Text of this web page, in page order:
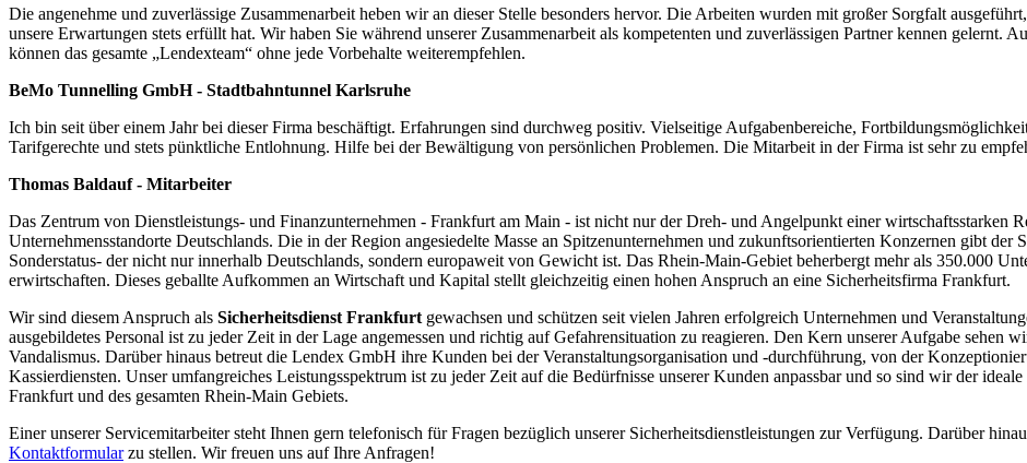
Die angenehme und zuverlässige Zusammenarbeit heben wir an dieser Stelle besonders hervor. Die Arbeiten wurden mit großer Sorgfalt
unsere Erwartungen stets erfüllt hat. Wir haben Sie während unserer Zusammenarbeit als kompetenten und zuverlässigen Partner kennen gelernt.
können das gesamte „Lendexteam“ ohne jede Vorbehalte weiterempfehlen.
BeMo Tunnelling GmbH - Stadtbahntunnel Karlsruhe
Ich bin seit über einem Jahr bei dieser Firma beschäftigt. Erfahrungen sind durchweg positiv. Vielseitige Aufgabenbereiche,
Tarifgerechte und stets pünktliche Entlohnung. Hilfe bei der Bewältigung von persönlichen Problemen. Die Mitarbeit in der Firma ist sehr zu
Thomas Baldauf - Mitarbeiter
Das Zentrum von Dienstleistungs- und Finanzunternehmen - Frankfurt am Main - ist nicht nur der Dreh- und Angelpunkt einer wirtschaftsstarken
Unternehmensstandorte Deutschlands. Die in der Region angesiedelte Masse an Spitzenunternehmen und zukunftsorientierten Konzernen gibt der
Sonderstatus- der nicht nur innerhalb Deutschlands, sondern europaweit von Gewicht ist. Das Rhein-Main-Gebiet beherbergt mehr als 350.000
erwirtschaften. Dieses geballte Aufkommen an Wirtschaft und Kapital stellt gleichzeitig einen hohen Anspruch an eine Sicherheitsfirma Frankfurt.
Wir sind diesem Anspruch als Sicherheitsdienst Frankfurt gewachsen und schützen seit vielen Jahren erfolgreich Unternehmen und
ausgebildetes Personal ist zu jeder Zeit in der Lage angemessen und richtig auf Gefahrensituation zu reagieren. Den Kern unserer Aufgabe sehen
Vandalismus. Darüber hinaus betreut die Lendex GmbH ihre Kunden bei der Veranstaltungsorganisation und -durchführung, von der
Kassierdiensten. Unser umfangreiches Leistungsspektrum ist zu jeder Zeit auf die Bedürfnisse unserer Kunden anpassbar und so sind wir der
Frankfurt und des gesamten Rhein-Main Gebiets.
Einer unserer Servicemitarbeiter steht Ihnen gern telefonisch für Fragen bezüglich unserer Sicherheitsdienstleistungen zur Verfügung. Darüber
Kontaktformularzu stellen. Wir freuen uns auf Ihre Anfragen!